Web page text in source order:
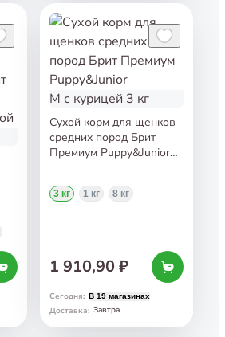
Сухой корм для щенков
средних пород Брит
Премиум Puppy&Junior
3 кг 1 кг 8 кг
1 910,90 ₽
Сегодня: В 19 магазинах
Доставка: Завтра